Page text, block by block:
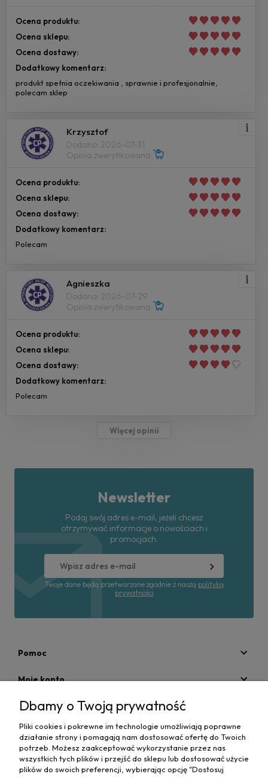
Ocena produktu:
Ocena sklepu:
Ocena dostawy:
Dodatkowy komentarz:
produkt spełnia oczekiwania , sprawnie i profesjonalnie,
polecam sklep
Krzysztof
Dodano: 2026-07-31
Opinia zweryfikowana
Ocena produktu:
Ocena sklepu:
Ocena dostawy:
Dodatkowy komentarz:
Polecam
Agnieszka
Dodano: 2026-07-29
Opinia zweryfikowana
Ocena produktu:
Ocena sklepu:
Ocena dostawy:
Dodatkowy komentarz:
Polecam
Więcej opinii
Newsletter
Podaj swój adres e-mail, jeżeli chcesz
otrzymywać informacje o nowościach i
promocjach.
Twoje dane będą przetwarzane zgodnie z naszą polityką
prywatności
Pomoc
Moje konto
Płatności i dostawa
Informacje
O nas
Dbamy o Twoją prywatność
Pliki cookies i pokrewne im technologie umożliwiają poprawne
działanie strony i pomagają nam dostosować ofertę do Twoich
potrzeb. Możesz zaakceptować wykorzystanie przez nas
wszystkich tych plików i przejść do sklepu lub dostosować użycie
plików do swoich preferencji, wybierając opcję "Dostosuj